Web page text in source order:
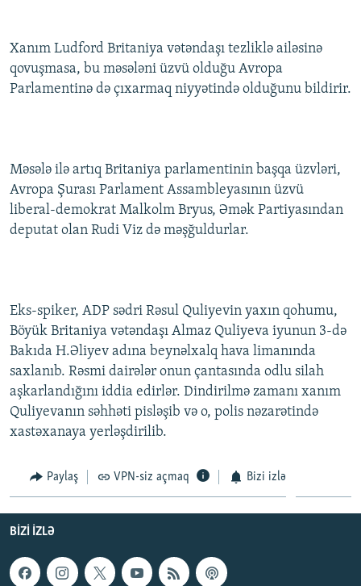
Xanım Ludford Britaniya vətəndaşı tezliklə ailəsinə
qovuşmasa, bu məsələni üzvü olduğu Avropa
Parlamentinə də çıxarmaq niyyətində olduğunu bildirir.
Məsələ ilə artıq Britaniya parlamentinin başqa üzvləri,
Avropa Şurası Parlament Assambleyasının üzvü
liberal-demokrat Malkolm Bryus, Əmək Partiyasından
deputat olan Rudi Viz də məşğuldurlar.
Eks-spiker, ADP sədri Rəsul Quliyevin yaxın qohumu,
Böyük Britaniya vətəndaşı Almaz Quliyeva iyunun 3-də
Bakıda H.Əliyev adına beynəlxalq hava limanında
saxlanıb. Rəsmi dairələr onun çantasında odlu silah
aşkarlandığını iddia edirlər. Dindirilmə zamanı xanım
Quliyevanın səhhəti pisləşib və o, polis nəzarətində
xastəxanaya yerləşdirilib.
Paylaş VPN-siz açmaq Bizi izlə
BIZI IZLƏ